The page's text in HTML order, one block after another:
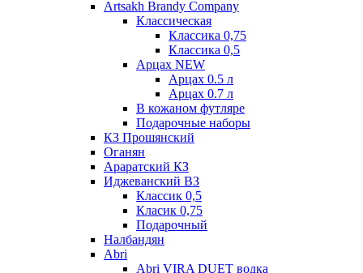
Artsakh Brandy Company
Классическая
Классика 0,75
Классика 0,5
Арцах NEW
Арцах 0.5 л
Арцах 0.7 л
В кожаном футляре
Подарочные наборы
КЗ Прошянский
Оганян
Араратский КЗ
Иджеванский ВЗ
Классик 0,5
Класик 0,75
Подарочный
Налбандян
Abri
Abri VIRA DUET водка